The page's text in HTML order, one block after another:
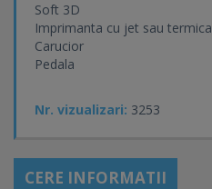
Soft 3D
Imprimanta cu jet sau termica
Carucior
Pedala
Nr. vizualizari: 3253
CERE INFORMATII